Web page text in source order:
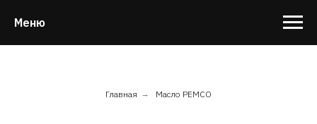
Меню
Главная → Масло PEMCO